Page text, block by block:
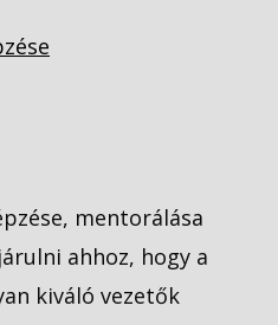
mentorálása
ahhoz, hogy a
kiváló vezetők